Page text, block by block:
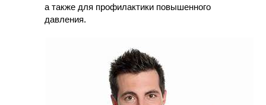
а также для профилактики повышенного
давления.